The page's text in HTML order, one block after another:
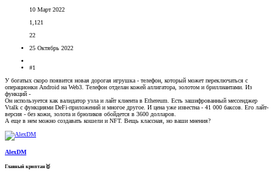
10 Март 2022
1,121
22
25 Октябрь 2022
#1
У богатых скоро появится новая дорогая игрушка - телефон, который может переключаться с
операционки Android на Web3. Телефон отделан кожей аллигатора, золотом и бриллиантами. Из
функций -
Он используется как валидатор узла и лайт клиента в Ethereum. Есть зашифрованный мессенджер
Vtalk с функциями DeFi-приложений и многое другое. И цена уже известна - 41 000 баксов. Его лайт-
версия - без кожи, золота и брюликов обойдется в 3600 долларов.
А еще в нем можно создавать кошели и NFT. Вещь классная, но ваши мнения?
AlexDM
Главный криптан🥇